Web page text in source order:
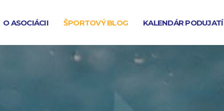
O ASOCIÁCII ŠPORTOVÝ BLOG KALENDÁR PODUJATÍ